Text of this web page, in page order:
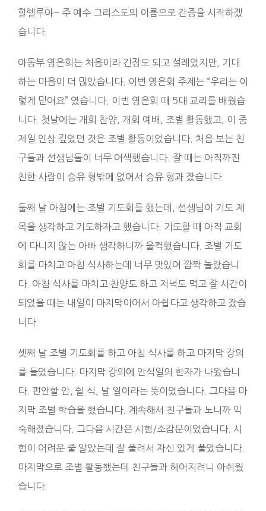
할렐루야~ 주 예수 그리스도의 이름으로 간증을 시작하겠
습니다.
아동부 영은회는 처음이라 긴장도 되고 설레었지만, 기대
하는 마음이 더 많았습니다. 이번 영은회 주제는 “우리는 이
렇게 믿어요” 였습니다. 이번 영은회 때 5대 교리를 배웠습
니다. 첫날에는 개회 찬양, 개회 예배, 조별 활동했고, 이 중
제일 인상 깊었던 것은 조별 활동이었습니다. 처음 보는 친
구들과 선생님들이 너무 어색했습니다. 잘 때는 아직까진
친한 사람이 승유 형밖에 없어서 승유 형과 잤습니다.
둘째 날 아침에는 조별 기도회를 했는데, 선생님이 기도 제
목을 생각하고 기도하자고 했습니다. 기도할 때 아직 교회
에 다니지 않는 아빠 생각하니까 울컥했습니다. 조별 기도
회를 마치고 아침 식사하는데 너무 맛있어 깜짝 놀랐습니
다. 아침 식사를 마치고 찬양도 하고 저녁도 먹고 잘 시간이
되었을 때는 내일이 마지막이어서 아쉽다고 생각하고 잤습
니다.
셋째 날 조별 기도회를 하고 아침 식사를 하고 마지막 강의
를 들었습니다. 마지막 강의에 안식일의 한자가 나왔습니
다. 편안할 안, 쉴 식, 날 일이라는 뜻이었습니다. 그다음 마
지막 조별 학습을 했습니다. 계속해서 친구들과 노니까 익
숙해졌습니다. 그다음 시간은 시험/소감문이었습니다. 시
험이 어려운 줄 알았는데 잘 풀려서 자신 있게 풀었습니다.
마지막으로 조별 활동했는데 친구들과 헤어지려니 아쉬웠
습니다.